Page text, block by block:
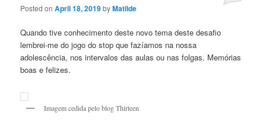
Posted onApril 18, 2019byMatilde
Quando tive conhecimento deste novo tema deste desafio
lembrei-me do jogo do stop que fazíamos na nossa
adolescência, nos intervalos das aulas ou nas folgas. Memórias
boas e felizes.
Imagem cedida pelo blog Thirteen